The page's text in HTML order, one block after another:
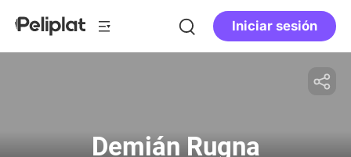
Iniciar sesión
Demián Rugna